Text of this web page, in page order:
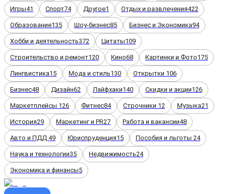
Игры41 Спорт74 Другое1 Отдых и развлечения422
Образование135 Шоу-бизнес85 Бизнес и Экономика94
Хобби и деятельность372 Цитаты109
Строительство и ремонт120 Кино68 Картинки и Фото175
Лингвистика15 Мода и стиль130 Открытки 106
Бизнес48 Дизайн62 Лайфхаки140 Скидки и акции126
Маркетплейсы 126 Фитнес84 Строчники 12 Музыка21
История29 Маркетинг и PR27 Работа и вакансии48
Авто и ПДД 49 Юриспруденция15 Пособия и льготы 24
Наука и технологии35 Недвижимость24
Экономика и финансы5